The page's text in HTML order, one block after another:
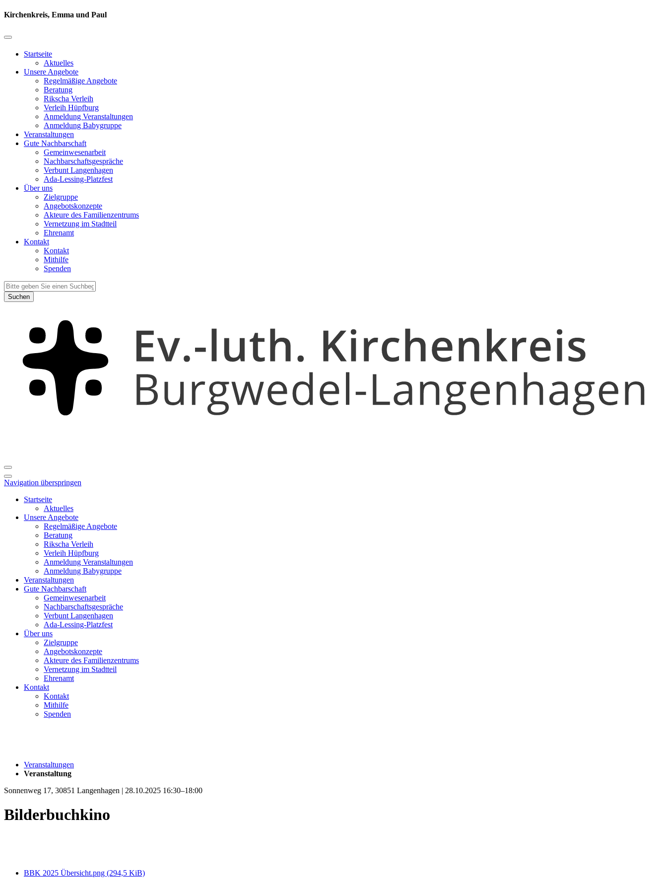
Kirchenkreis, Emma und Paul
Startseite
Aktuelles
Unsere Angebote
Regelmäßige Angebote
Beratung
Rikscha Verleih
Verleih Hüpfburg
Anmeldung Veranstaltungen
Anmeldung Babygruppe
Veranstaltungen
Gute Nachbarschaft
Gemeinwesenarbeit
Nachbarschaftsgespräche
Verbunt Langenhagen
Ada-Lessing-Platzfest
Über uns
Zielgruppe
Angebotskonzepte
Akteure des Familienzentrums
Vernetzung im Stadtteil
Ehrenamt
Kontakt
Kontakt
Mithilfe
Spenden
Suchen
Navigation überspringen
Startseite
Aktuelles
Unsere Angebote
Regelmäßige Angebote
Beratung
Rikscha Verleih
Verleih Hüpfburg
Anmeldung Veranstaltungen
Anmeldung Babygruppe
Veranstaltungen
Gute Nachbarschaft
Gemeinwesenarbeit
Nachbarschaftsgespräche
Verbunt Langenhagen
Ada-Lessing-Platzfest
Über uns
Zielgruppe
Angebotskonzepte
Akteure des Familienzentrums
Vernetzung im Stadtteil
Ehrenamt
Kontakt
Kontakt
Mithilfe
Spenden
Veranstaltungen
Veranstaltung
Sonnenweg 17, 30851 Langenhagen | 28.10.2025 16:30–18:00
Bilderbuchkino
BBK 2025 Übersicht.png (294,5 KiB)